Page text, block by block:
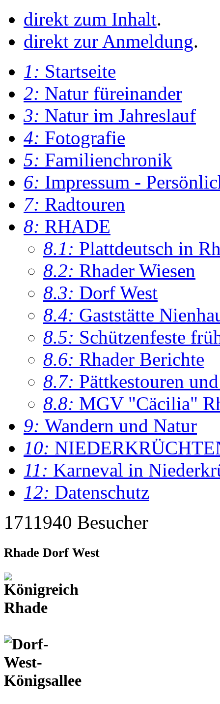
direkt zum Inhalt.
direkt zur Anmeldung.
1: Startseite
2: Natur füreinander
3: Natur im Jahreslauf
4: Fotografie
5: Familienchronik
6: Impressum -
7: Radtouren
8: RHADE
8.1: Plattdeutsch in
8.2: Rhader Wiesen
8.3: Dorf West
8.4: Gaststätte
8.5: Schützenfeste
8.6: Rhader Berichte
8.7: Pättkestouren
8.8: MGV "Cäcilia"
9: Wandern und Natur
10:
11: Karneval in
12: Datenschutz
1711940 Besucher
Rhade Dorf West